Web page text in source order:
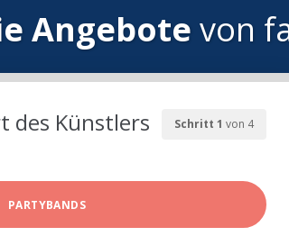
Angebote von
Schritt 1 von 4
des Künstlers
PARTYBANDS